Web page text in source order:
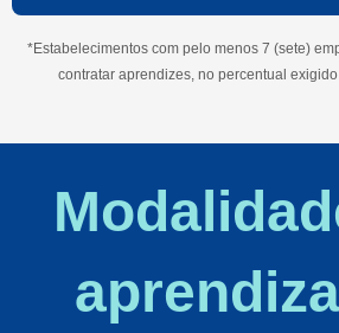
*Estabelecimentos com pelo menos 7 (sete)
contratar aprendizes, no percentual exigido